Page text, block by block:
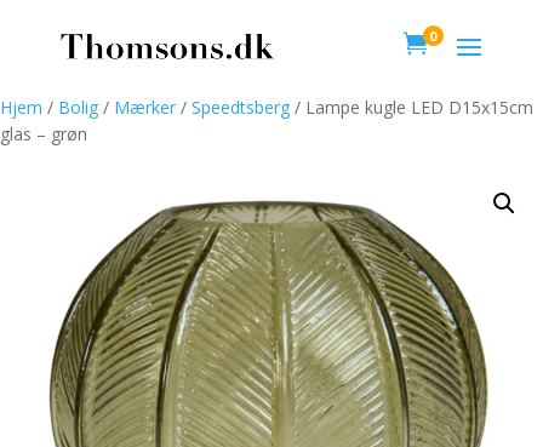
0
Hjem / Bolig / Mærker / Speedtsberg / Lampe kugle LED D15x15cm
glas – grøn